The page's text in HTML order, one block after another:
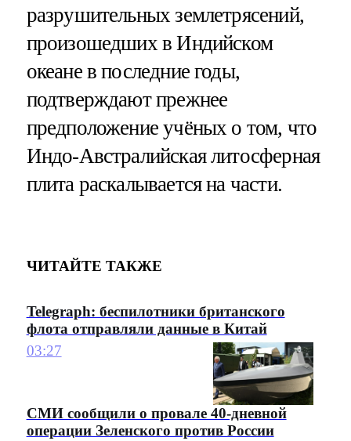
разрушительных землетрясений,
произошедших в Индийском
океане в последние годы,
подтверждают прежнее
предположение учёных о том, что
Индо-Австралийская литосферная
плита раскалывается на части.
ЧИТАЙТЕ ТАКЖЕ
Telegraph: беспилотники британского
флота отправляли данные в Китай
03:27
СМИ сообщили о провале 40-дневной
операции Зеленского против России